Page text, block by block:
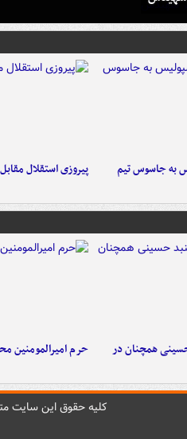
به جاسوس تیم پیروزی استقلال
همچنان در
حرم امیرالمومنین
کليه حقوق اين سايت